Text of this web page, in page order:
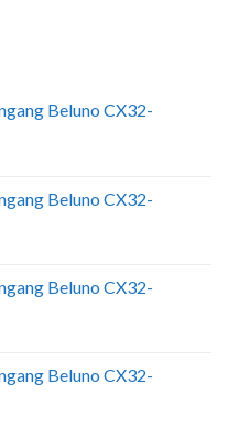
Beluno CX32-
Beluno CX32-
Beluno CX32-
Beluno CX32-